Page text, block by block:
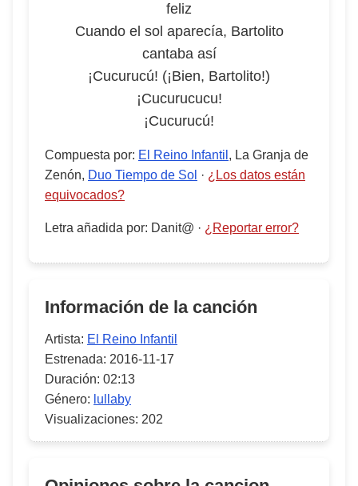
feliz
Cuando el sol aparecía, Bartolito
cantaba así
¡Cucurucú! (¡Bien, Bartolito!)
¡Cucurucucu!
¡Cucurucú!
Compuesta por: El Reino Infantil , La Granja de
Zenón, Duo Tiempo de Sol · ¿Los datos están
equivocados?
Letra añadida por: Danit@ · ¿Reportar error?
Información de la canción
Artista: El Reino Infantil
Estrenada: 2016-11-17
Duración: 02:13
Género: lullaby
Visualizaciones: 202